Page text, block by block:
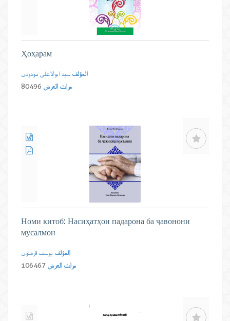
Ҳоҳарам
المؤلف سید ابوالاعلی مودودی
مرات العرض 80496
Номи китоб: Насиҳатҳои падарона ба ҷавонони
мусалмон
المؤلف یوسف قرضاوی
مرات العرض 106467